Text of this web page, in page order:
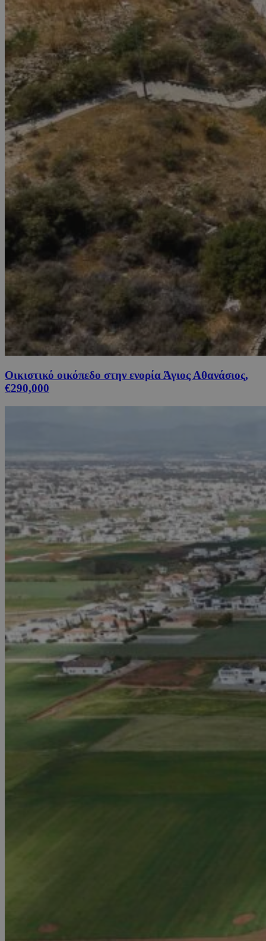
Οικιστικό οικόπεδο στην ενορία Άγιος Αθανάσιος,
€290,000